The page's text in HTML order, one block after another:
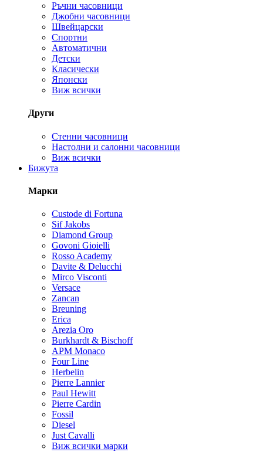
Ръчни часовници
Джобни часовници
Швейцарски
Спортни
Автоматични
Детски
Класически
Японски
Виж всички
Други
Стенни часовници
Настолни и салонни часовници
Виж всички
Бижута
Марки
Custode di Fortuna
Sif Jakobs
Diamond Group
Govoni Gioielli
Rosso Academy
Davite & Delucchi
Mirco Visconti
Versace
Zancan
Breuning
Erica
Arezia Oro
Burkhardt & Bischoff
APM Monaco
Four Line
Herbelin
Pierre Lannier
Paul Hewitt
Pierre Cardin
Fossil
Diesel
Just Cavalli
Виж всички марки